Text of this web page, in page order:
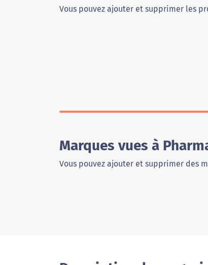
Vous pouvez ajouter et supprimer les
Marques vues à
Vous pouvez ajouter et supprimer des